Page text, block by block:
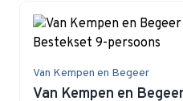
Van Kempen en Begeer
Van Kempen en